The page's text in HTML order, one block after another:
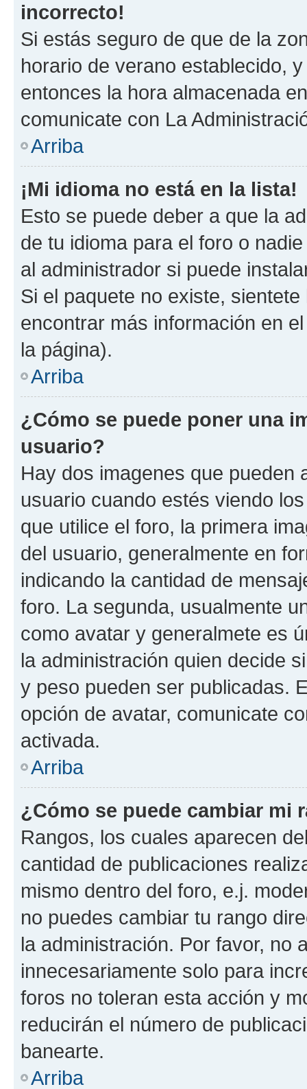
incorrecto!
Si estás seguro de que de la
horario de verano establecido,
entonces la hora almacenada
comunicate con La
Arriba
¡Mi idioma no está en la lista!
Esto se puede deber a que la
de tu idioma para el foro o
al administrador si puede
Si el paquete no existe,
encontrar más información en
la página).
Arriba
¿Cómo se puede poner una
usuario?
Hay dos imagenes que pueden
usuario cuando estés viendo
que utilice el foro, la primera
del usuario, generalmente en
indicando la cantidad de
foro. La segunda, usualmente
como avatar y generalmete es
la administración quien decide
y peso pueden ser publicadas.
opción de avatar, comunicate
activada.
Arriba
¿Cómo se puede cambiar mi
Rangos, los cuales aparecen
cantidad de publicaciones
mismo dentro del foro, e.j.
no puedes cambiar tu rango
la administración. Por favor, no
innecesariamente solo para
foros no toleran esta acción y
reducirán el número de
banearte.
Arriba